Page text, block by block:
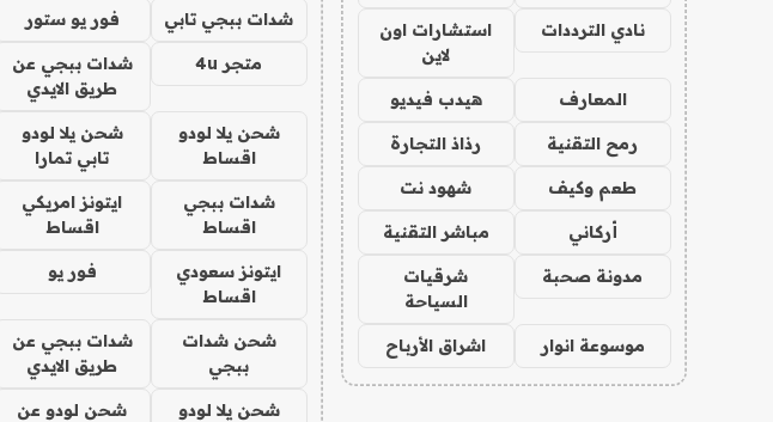
نادي الترددات
استشارات اون
لاين
المعارف هيدب فيديو
رمح التقنية رذاذ التجارة
طعم وكيف شهود نت
أركاني مباشر التقنية
مدونة صحبة
شرقيات
السياحة
موسوعة انوار اشراق الأرباح
شدات ببجي تابي فور يو ستور
متجر 4u
شدات ببجي عن
طريق الايدي
شحن يلا لودو
اقساط
شحن يلا لودو
تابي تمارا
شدات ببجي
اقساط
ايتونز امريكي
اقساط
ايتونز سعودي
اقساط
فور يو
شحن شدات
ببجي
شدات ببجي عن
طريق الايدي
شحن يلا لودو
شحن لودو عن